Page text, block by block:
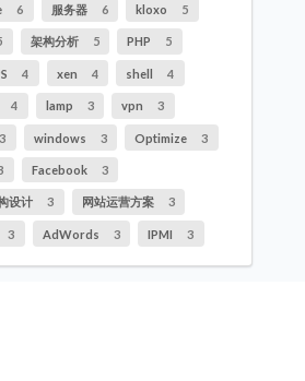
6 服务器 6 kloxo 5
架构分析 5 PHP 5
4 xen 4 shell 4
4 lamp 3 vpn 3
3 windows 3 Optimize 3
Facebook 3
设计 3 网站运营方案 3
3 AdWords 3 IPMI 3